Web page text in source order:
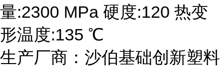
量:2300 MPa 硬度:120 热变
形温度:135 ℃
生产厂商：沙伯基础创新塑料